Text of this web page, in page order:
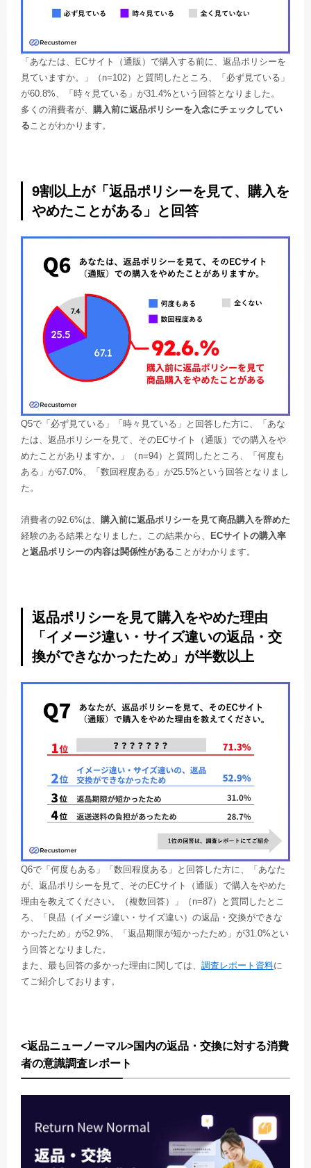
「あなたは、ECサイト（通販）で購入する前に、返品ポリシーを
見ていますか。」（n=102）と質問したところ、「必ず見ている」
が60.8%、「時々見ている」が31.4%という回答となりました。
多くの消費者が、 購入前に返品ポリシーを入念にチェックしてい
る ことがわかります。
9割以上が「返品ポリシーを見て、購入を
やめたことがある」と回答
Q5で「必ず見ている」「時々見ている」と回答した方に、「あな
たは、返品ポリシーを見て、そのECサイト（通販）での購入をや
めたことがありますか。」（n=94）と質問したところ、「何度も
ある」が67.0%、「数回程度ある」が25.5%という回答となりまし
た。
消費者の92.6%は、
購入前に返品ポリシーを見て商品購入を辞めた
経験のある結果となりました。この結果から、
ECサイトの購入率
と返品ポリシーの内容は関係性がある ことがわかります。
返品ポリシーを見て購入をやめた理由
「イメージ違い・サイズ違いの返品・交
換ができなかったため」が半数以上
Q6で「何度もある」「数回程度ある」と回答した方に、「あなた
が、返品ポリシーを見て、そのECサイト（通販）で購入をやめた
理由を教えてください。（複数回答）」（n=87）と質問したとこ
ろ、「良品（イメージ違い・サイズ違い）の返品・交換ができな
かったため」が52.9%、「返品期限が短かったため」が31.0%とい
う回答となりました。
また、最も回答の多かった理由に関しては、 調査レポート資料に
てご紹介しております。
<返品ニューノーマル>国内の返品・交換に対する消費
者の意識調査レポート